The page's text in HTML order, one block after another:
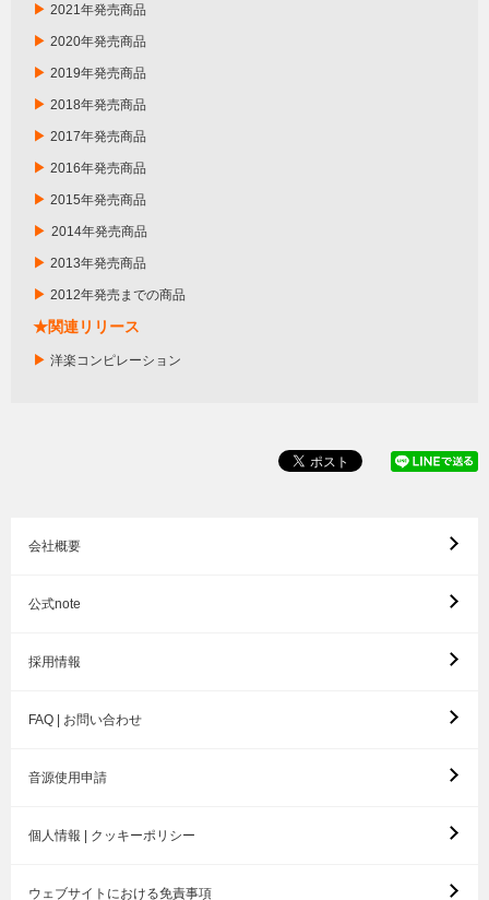
▶ 2021年発売商品
▶ 2020年発売商品
▶ 2019年発売商品
▶ 2018年発売商品
▶ 2017年発売商品
▶ 2016年発売商品
▶ 2015年発売商品
▶ 2014年発売商品
▶ 2013年発売商品
▶ 2012年発売までの商品
★関連リリース
▶ 洋楽コンピレーション
会社概要
公式note
採用情報
FAQ | お問い合わせ
音源使用申請
個人情報 | クッキーポリシー
ウェブサイトにおける免責事項